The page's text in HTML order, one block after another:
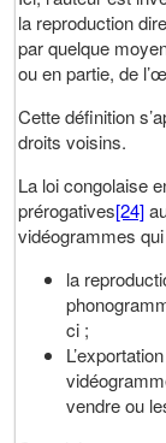
la reproduction
par quelque
ou en partie, de
Cette définition
droits voisins.
La loi congolaise
prérogatives[24]
vidéogrammes
la
ci ;
vendre ou